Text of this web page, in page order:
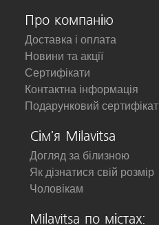
Про компанію
Доставка і оплата
Новини та акції
Сертифікати
Контактна інформація
Подарунковий сертифікат
Сім'я Milavitsa
Догляд за білизною
Як дізнатися свій розмір
Чоловікам
Milavitsa по містах: